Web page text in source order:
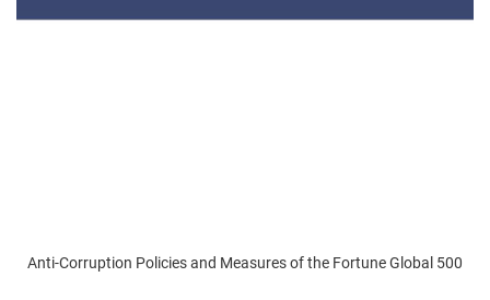
Anti-Corruption Policies and Measures of the Fortune Global 500